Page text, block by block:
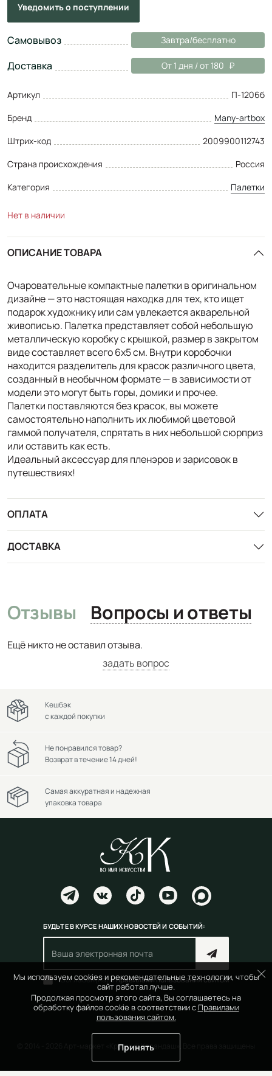
Уведомитьо поступлении
Самовывоз Завтра/бесплатно
Доставка От 1 дня / от 180
Артикул
П-1206б
Бренд
Many-artbox
Штрих-код
2009900112743
Страна происхождения
Россия
Категория
Палетки
Нет в наличии
ОПИСАНИЕ ТОВАРА
Очаровательные компактные палетки в оригинальном
дизайне — это настоящая находка для тех, кто ищет
подарок художнику или сам увлекается акварельной
живописью. Палетка представляет собой небольшую
металлическую коробку с крышкой, размер в закрытом
виде составляет всего 6х5 см. Внутри коробочки
находится разделитель для красок различного цвета,
созданный в необычном формате — в зависимости от
модели это могут быть горы, домики и прочее.
Палетки поставляются без красок, вы можете
самостоятельно наполнить их любимой цветовой
гаммой получателя, спрятать в них небольшой сюрприз
или оставить как есть.
Идеальный аксессуар для пленэров и зарисовок в
путешествиях!
ОПЛАТА
ДОСТАВКА
Отзывы Вопросы и ответы
Ещё никто не оставил отзыва.
задать вопрос
Мы используем cookies и рекомендательные технологии, чтобы
сайт работал лучше.
Продолжая просмотр этого сайта, Вы соглашаетесь на
обработку файлов cookie в соответствии с Правилами
пользования сайтом.
Принять
Кешбэк
с каждой покупки
Не понравился товар?
Возврат в течение 14 дней!
Самая аккуратная и надежная
упаковка товара
БУДЬТЕ В КУРСЕ НАШИХ НОВОСТЕЙ И СОБЫТИЙ:
Согласен(на) справилами пользования сайтом
© 2014 - 2026 Арт-маркет «Красный Карандаш». Все права защищены